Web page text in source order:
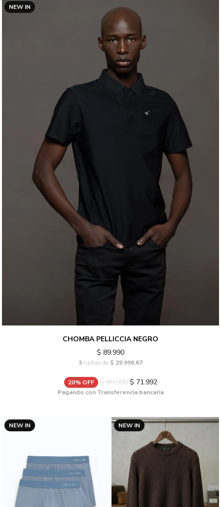
NEW IN
CHOMBA PELLICCIA NEGRO
$ 89.990
3cuotas de $ 29.996,67
20% OFF $ 89.990$ 71.992
Pagando con Transferencia bancaria
NEW IN NEW IN